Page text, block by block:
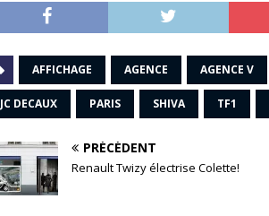
AFFICHAGE AGENCE AGENCE V
JC DECAUX PARIS SHIVA TF1
PRÉCÉDENT
Renault Twizy électrise Colette!